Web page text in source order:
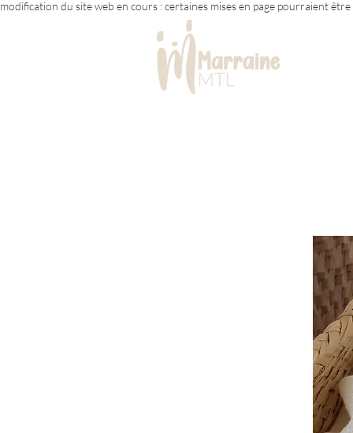
modification du site web en cours : certaines mises en page pourraient